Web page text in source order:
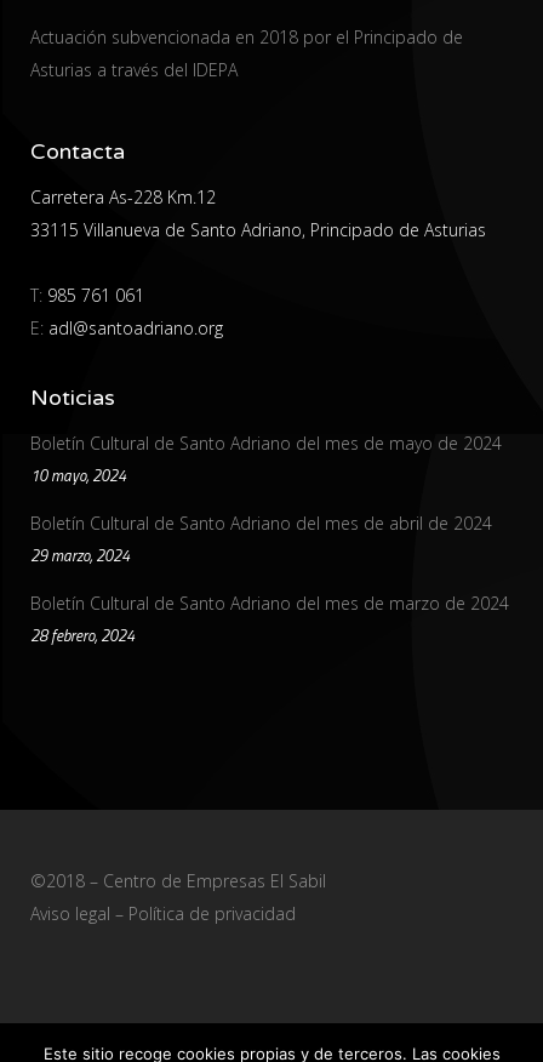
Actuación subvencionada en 2018 por el Principado de
Asturias a través del IDEPA
Contacta
Carretera As-228 Km.12
33115 Villanueva de Santo Adriano, Principado de Asturias
T: 985 761 061
E: adl@santoadriano.org
Noticias
Boletín Cultural de Santo Adriano del mes de mayo de 2024
10 mayo, 2024
Boletín Cultural de Santo Adriano del mes de abril de 2024
29 marzo, 2024
Boletín Cultural de Santo Adriano del mes de marzo de 2024
28 febrero, 2024
©2018 – Centro de Empresas El Sabil
Aviso legal – Política de privacidad
Este sitio recoge cookies propias y de terceros. Las cookies